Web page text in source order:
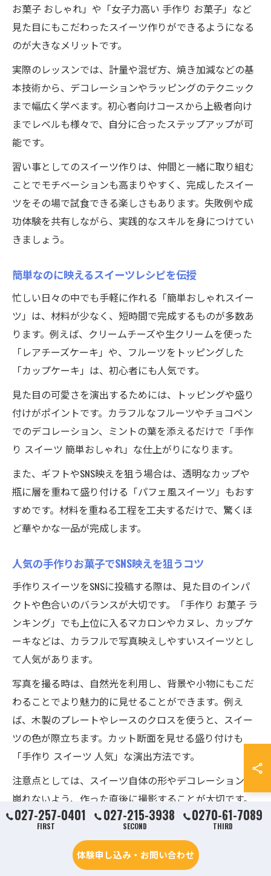
お菓子 おしゃれ」や「女子力高い 手作り お菓子」など
見た目にもこだわったスイーツ作りができるようになる
のが大きなメリットです。
実際のレッスンでは、計量や混ぜ方、焼き加減などの基
本技術から、デコレーションやラッピングのテクニック
まで幅広く学べます。初心者向けコースから上級者向け
までレベルも様々で、自分に合ったステップアップが可
能です。
習い事としてのスイーツ作りは、仲間と一緒に取り組む
ことでモチベーションも高まりやすく、完成したスイー
ツをその場で試食できる楽しさもあります。失敗例や成
功体験を共有しながら、実践的なスキルを身につけてい
きましょう。
簡単なのに映えるスイーツレシピを伝授
忙しい日々の中でも手軽に作れる「簡単おしゃれスイー
ツ」は、材料が少なく、短時間で完成するものが多数あ
ります。例えば、クリームチーズや生クリームを使った
「レアチーズケーキ」や、フルーツをトッピングした
「カップケーキ」は、初心者にも人気です。
見た目の可愛さを演出するためには、トッピングや盛り
付けがポイントです。カラフルなフルーツやチョコペン
でのデコレーション、ミントの葉を添えるだけで「手作
り スイーツ 簡単おしゃれ」な仕上がりになります。
また、ギフトやSNS映えを狙う場合は、透明なカップや
瓶に層を重ねて盛り付ける「パフェ風スイーツ」もおす
すめです。材料を重ねる工程を工夫するだけで、驚くほ
ど華やかな一品が完成します。
人気の手作りお菓子でSNS映えを狙うコツ
手作りスイーツをSNSに投稿する際は、見た目のインパ
クトや色合いのバランスが大切です。「手作り お菓子 ラ
ンキング」でも上位に入るマカロンやカヌレ、カップケ
ーキなどは、カラフルで写真映えしやすいスイーツとし
て人気があります。
写真を撮る時は、自然光を利用し、背景や小物にもこだ
わることでより魅力的に見せることができます。例え
ば、木製のプレートやレースのクロスを使うと、スイー
ツの色が際立ちます。カット断面を見せる盛り付けも
「手作り スイーツ 人気」な演出方法です。
注意点としては、スイーツ自体の形やデコレーションが
崩れないよう、作った直後に撮影することが大切です。
作り置きの場合は保存方法にも気を配り、鮮度を保った
女子力高めるおしゃれお菓子の作り方解説
027-257-0401
FIRST
027-215-3938
SECOND
0270-61-7089
THIRD
体験申し込み・お問い合わせ